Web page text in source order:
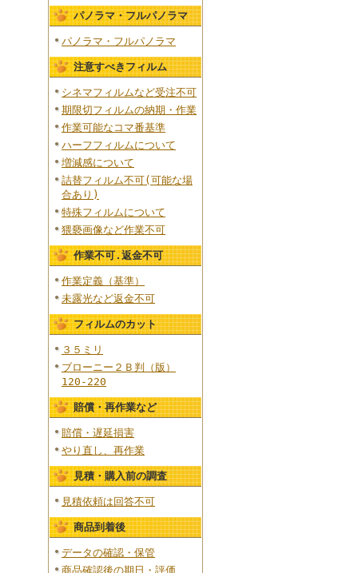
パノラマ・フルパノラマ
パノラマ・フルパノラマ
注意すべきフィルム
シネマフィルムなど受注不可
期限切フィルムの納期・作業
作業可能なコマ番基準
ハーフフィルムについて
増減感について
詰替フィルム不可(可能な場
合あり)
特殊フィルムについて
猥褻画像など作業不可
作業不可.返金不可
作業定義（基準）
未露光など返金不可
フィルムのカット
３５ミリ
ブローニー２Ｂ判（版）
120-220
賠償・再作業など
賠償・遅延損害
やり直し、再作業
見積・購入前の調査
見積依頼は回答不可
商品到着後
データの確認・保管
商品確認後の期日・評価